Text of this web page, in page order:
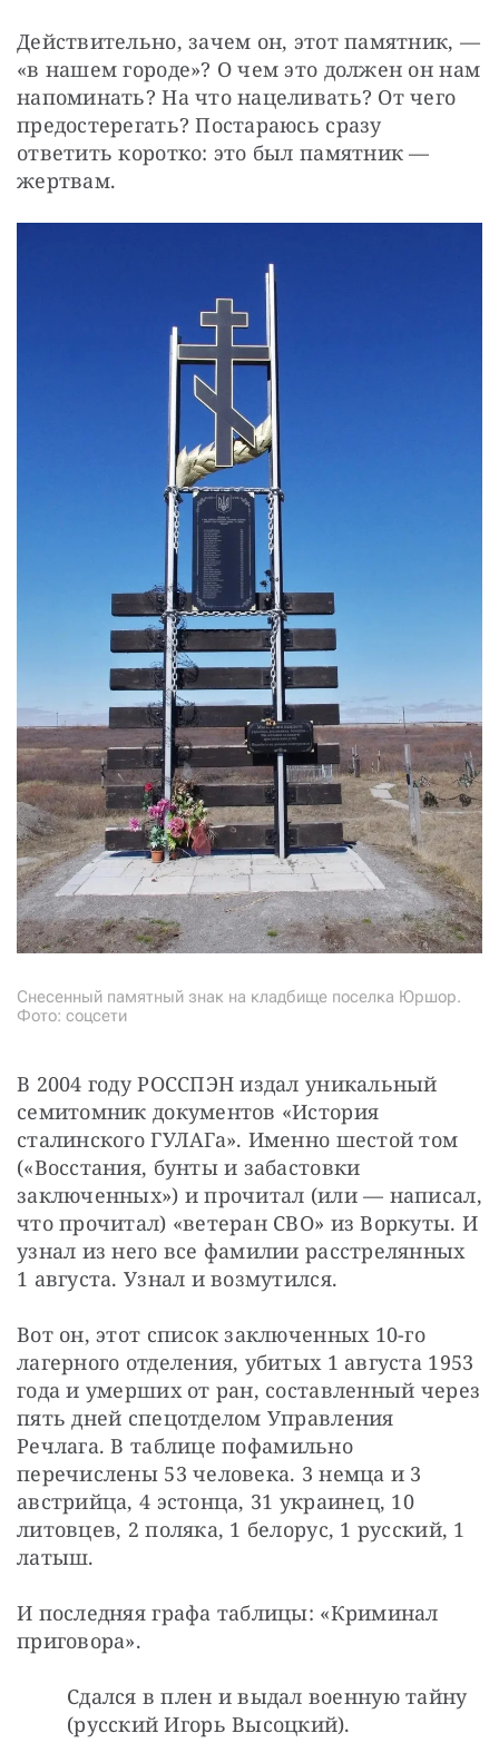
Действительно, зачем он, этот памятник, —
«в нашем городе»? О чем это должен он нам
напоминать? На что нацеливать? От чего
предостерегать? Постараюсь сразу
ответить коротко: это был памятник —
жертвам.
Снесенный памятный знак на кладбище поселка Юршор.
Фото: соцсети
В 2004 году РОССПЭН издал уникальный
семитомник документов «История
сталинского ГУЛАГа». Именно шестой том
(«Восстания, бунты и забастовки
заключенных») и прочитал (или — написал,
что прочитал) «ветеран СВО» из Воркуты. И
узнал из него все фамилии расстрелянных
1 августа. Узнал и возмутился.
Вот он, этот список заключенных 10-го
лагерного отделения, убитых 1 августа 1953
года и умерших от ран, составленный через
пять дней спецотделом Управления
Речлага. В таблице пофамильно
перечислены 53 человека. 3 немца и 3
австрийца, 4 эстонца, 31 украинец, 10
литовцев, 2 поляка, 1 белорус, 1 русский, 1
латыш.
И последняя графа таблицы: «Криминал
приговора».
Сдался в плен и выдал военную тайну
(русский Игорь Высоцкий).